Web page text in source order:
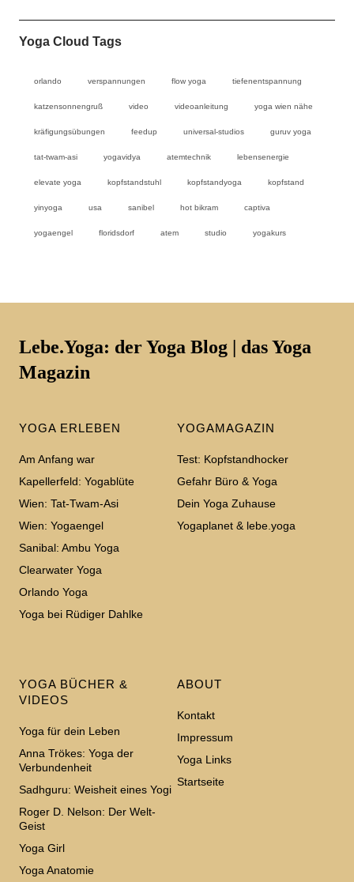
Yoga Cloud Tags
orlando verspannungen flow yoga tiefenentspannung
katzensonnengruß video videoanleitung yoga wien nähe
kräfigungsübungen feedup universal-studios guruv yoga
tat-twam-asi yogavidya atemtechnik lebensenergie
elevate yoga kopfstandstuhl kopfstandyoga kopfstand
yinyoga usa sanibel hot bikram captiva
yogaengel floridsdorf atem studio yogakurs
Lebe.Yoga: der Yoga Blog | das Yoga
Magazin
YOGA ERLEBEN
Am Anfang war
Kapellerfeld: Yogablüte
Wien: Tat-Twam-Asi
Wien: Yogaengel
Sanibal: Ambu Yoga
Clearwater Yoga
Orlando Yoga
Yoga bei Rüdiger Dahlke
YOGAMAGAZIN
Test: Kopfstandhocker
Gefahr Büro & Yoga
Dein Yoga Zuhause
Yogaplanet & lebe.yoga
YOGA BÜCHER &
VIDEOS
Yoga für dein Leben
Anna Trökes: Yoga der
Verbundenheit
Sadhguru: Weisheit eines Yogi
Roger D. Nelson: Der Welt-
Geist
Yoga Girl
Yoga Anatomie
ABOUT
Kontakt
Impressum
Yoga Links
Startseite